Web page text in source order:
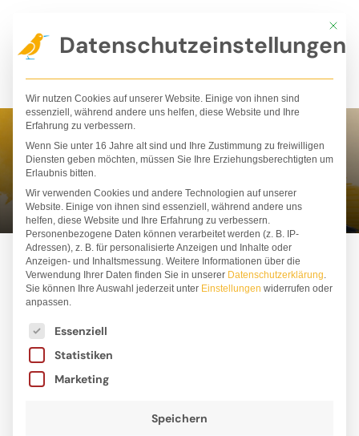
Inhalt
springen
Lilja Hindahl
Mit
Datenschutzeinstellungen
Wir nutzen Cookies auf unserer Website. Einige von ihnen sind
essenziell, während andere uns helfen, diese Website und Ihre
Erfahrung zu verbessern.
Wenn Sie unter 16 Jahre alt sind und Ihre Zustimmung zu freiwilligen
Diensten geben möchten, müssen Sie Ihre Erziehungsberechtigten um
Erlaubnis bitten.
Wir verwenden Cookies und andere Technologien auf unserer
Website. Einige von ihnen sind essenziell, während andere uns
helfen, diese Website und Ihre Erfahrung zu verbessern.
Personenbezogene Daten können verarbeitet werden (z. B. IP-
Adressen), z. B. für personalisierte Anzeigen und Inhalte oder
Anzeigen- und Inhaltsmessung. Weitere Informationen über die
Verwendung Ihrer Daten finden Sie in unserer Datenschutzerklärung.
Sie können Ihre Auswahl jederzeit unter Einstellungen widerrufen oder
anpassen.
Es folgt eine Liste der Service-Gruppen, für die
Essenziell
Statistiken
Marketing
Speichern